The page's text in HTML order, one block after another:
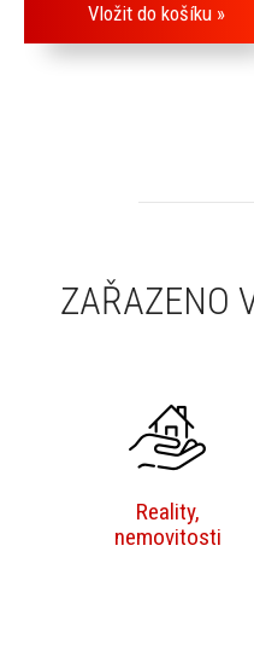
ZAŘAZENO
Reality,
nemovitosti